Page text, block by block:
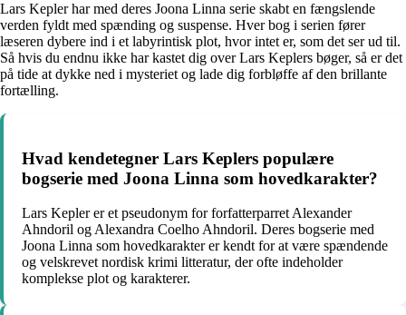
Lars Kepler har med deres Joona Linna serie skabt en fængslende
verden fyldt med spænding og suspense. Hver bog i serien fører
læseren dybere ind i et labyrintisk plot, hvor intet er, som det ser ud til.
Så hvis du endnu ikke har kastet dig over Lars Keplers bøger, så er det
på tide at dykke ned i mysteriet og lade dig forbløffe af den brillante
fortælling.
Hvad kendetegner Lars Keplers populære
bogserie med Joona Linna som hovedkarakter?
Lars Kepler er et pseudonym for forfatterparret Alexander
Ahndoril og Alexandra Coelho Ahndoril. Deres bogserie med
Joona Linna som hovedkarakter er kendt for at være spændende
og velskrevet nordisk krimi litteratur, der ofte indeholder
komplekse plot og karakterer.